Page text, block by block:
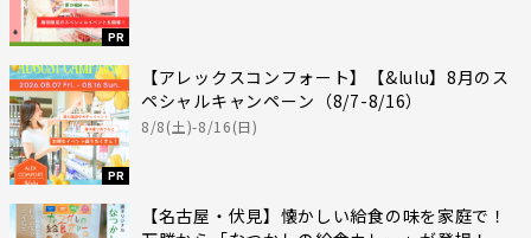
PR
PR
【アレックスコンフォート】【&lulu】8月のス
ペシャルキャンペーン（8/7-8/16）
8/8(土)-8/16(日)
【名古屋・伏見】懐かしい給食の味を家庭で！